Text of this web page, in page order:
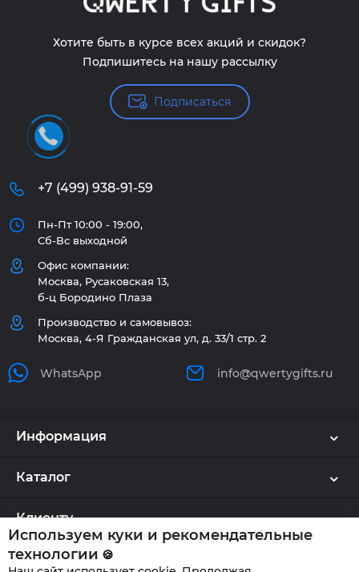
Хотите быть в курсе всех акций и скидок?
Подпишитесь на нашу рассылку
Подписаться
+7 (499) 938-91-59
Пн-Пт 10:00 - 19:00,
Сб-Вс выходной
Офис компании:
Москва, Русаковская 13,
б-ц Бородино Плаза
Производство и самовывоз:
Москва, 4-Я Гражданская ул, д. 33/1 стр. 2
WhatsApp info@qwertygifts.ru
Информация
Каталог
Клиенту
Используем куки и рекомендательные
технологии 🍪